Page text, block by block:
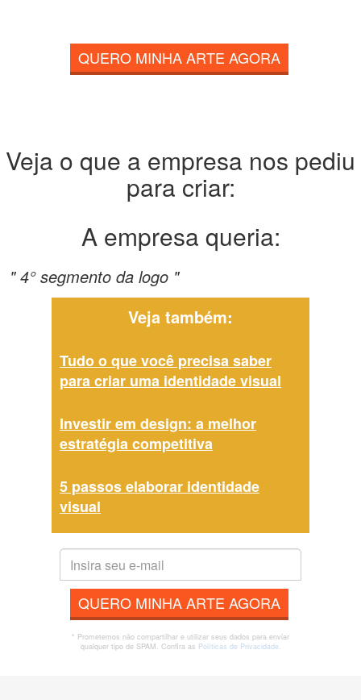
QUERO MINHA ARTE AGORA
Veja o que a empresa nos pediu
para criar:
A empresa queria:
" 4° segmento da logo "
Veja também:
Tudo o que você precisa saber
para criar uma identidade visual
Investir em design: a melhor
estratégia competitiva
5 passos elaborar identidade
visual
QUERO MINHA ARTE AGORA
* Prometemos não compartilhar e utilizar seus dados para enviar
qualquer tipo de SPAM. Confira as Políticas de Privacidade.